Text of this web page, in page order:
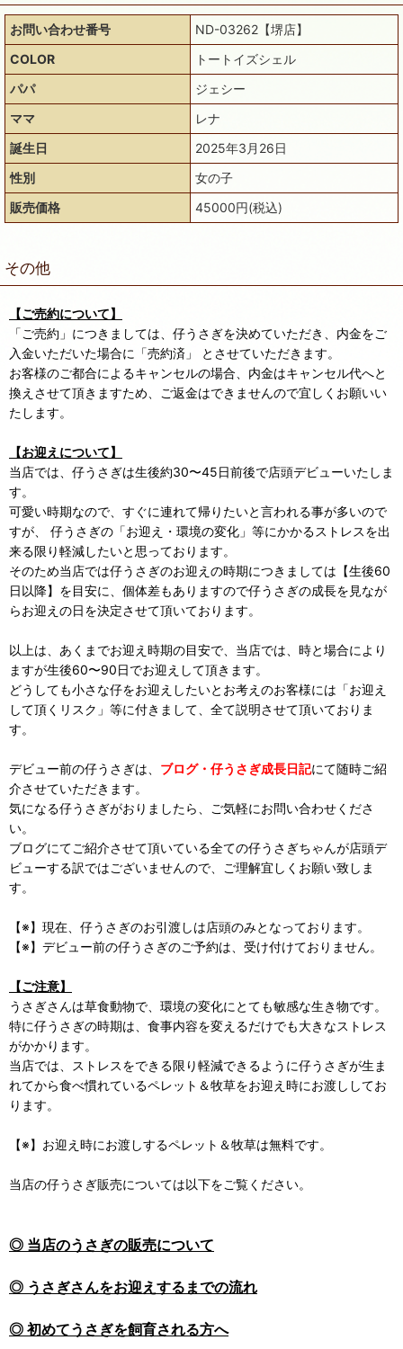
お問い合わせ番号
ND-03262【堺店】
COLOR
トートイズシェル
パパ
ジェシー
ママ
レナ
誕生日
2025年3月26日
性別
女の子
販売価格
45000円(税込)
その他
【ご売約について】
「ご売約」につきましては、仔うさぎを決めていただき、内金をご
入金いただいた場合に「売約済」 とさせていただきます。
お客様のご都合によるキャンセルの場合、内金はキャンセル代へと
換えさせて頂きますため、ご返金はできませんので宜しくお願いい
たします。
【お迎えについて】
当店では、仔うさぎは生後約30〜45日前後で店頭デビューいたしま
す。
可愛い時期なので、すぐに連れて帰りたいと言われる事が多いので
すが、 仔うさぎの「お迎え・環境の変化」等にかかるストレスを出
来る限り軽減したいと思っております。
そのため当店では仔うさぎのお迎えの時期につきましては【生後60
日以降】を目安に、個体差もありますので仔うさぎの成長を見なが
らお迎えの日を決定させて頂いております。
以上は、あくまでお迎え時期の目安で、当店では、時と場合により
ますが生後60〜90日でお迎えして頂きます。
どうしても小さな仔をお迎えしたいとお考えのお客様には「お迎え
して頂くリスク」等に付きまして、全て説明させて頂いておりま
す。
デビュー前の仔うさぎは、 ブログ・仔うさぎ成長日記にて随時ご紹
介させていただきます。
気になる仔うさぎがおりましたら、ご気軽にお問い合わせくださ
い。
ブログにてご紹介させて頂いている全ての仔うさぎちゃんが店頭デ
ビューする訳ではございませんので、ご理解宜しくお願い致しま
す。
【※】現在、仔うさぎのお引渡しは店頭のみとなっております。
【※】デビュー前の仔うさぎのご予約は、受け付けておりません。
【ご注意】
うさぎさんは草食動物で、環境の変化にとても敏感な生き物です。
特に仔うさぎの時期は、食事内容を変えるだけでも大きなストレス
がかかります。
当店では、ストレスをできる限り軽減できるように仔うさぎが生ま
れてから食べ慣れているペレット＆牧草をお迎え時にお渡ししてお
ります。
【※】お迎え時にお渡しするペレット＆牧草は無料です。
当店の仔うさぎ販売については以下をご覧ください。
◎ 当店のうさぎの販売について
◎ うさぎさんをお迎えするまでの流れ
◎ 初めてうさぎを飼育される方へ